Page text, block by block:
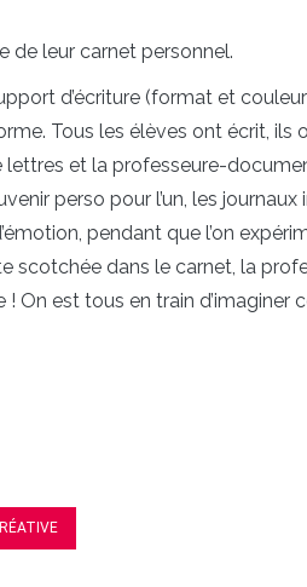
de leur carnet personnel.
d’écriture (format et
Tous les élèves ont écrit, ils
lettres et la professeure-
perso pour l’un, les journaux
pendant que l’on
scotchée dans le carnet, la
est tous en train d’imaginer